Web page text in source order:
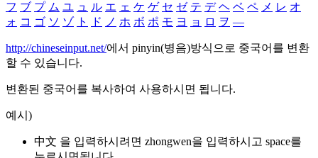
フ ブ プ ム ユ ュ ル エ ェ ケ ゲ セ ゼ テ デ ヘ ベ ペ メ レ オ
ォ コ ゴ ソ ゾ ト ド ノ ホ ボ ポ モ ヨ ョ ロ ヲ ―
http://chineseinput.net/에서 pinyin(병음)방식으로 중국어를 변환
할 수 있습니다.
변환된 중국어를 복사하여 사용하시면 됩니다.
예시)
中文 을 입력하시려면 zhongwen을 입력하시고 space를